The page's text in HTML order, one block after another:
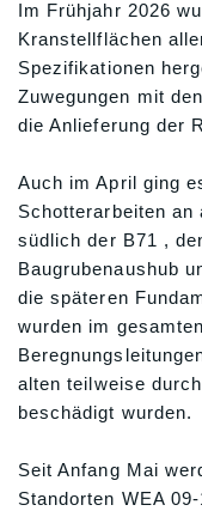
Im Frühjahr 2026
Kranstellflächen
Spezifikationen
Zuwegungen mit
die Anlieferung der
Auch im April ging
Schotterarbeiten an
südlich der B71 ,
Baugrubenaushub
die späteren
wurden im
alten teilweise
beschädigt wurden.
Seit Anfang Mai
Standorten WEA